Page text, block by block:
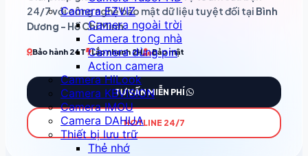
Camera EZVIZ
Camera ngoài trời
Camera trong nhà
Camera dùng pin
Action camera
Camera HiLook
Camera KBVISION
Camera IMOU
Camera DAHUA
Thiết bị lưu trữ
Thẻ nhớ
24/7 với công nghệ bảo mật dữ liệu tuyệt đối tại Bình
Dương - Hồ Chí Minh.
Bảo hành 24T Lắp nhanh 2H Bảo mật
TƯ VẤN MIỄN PHÍ
HOTLINE 24/7